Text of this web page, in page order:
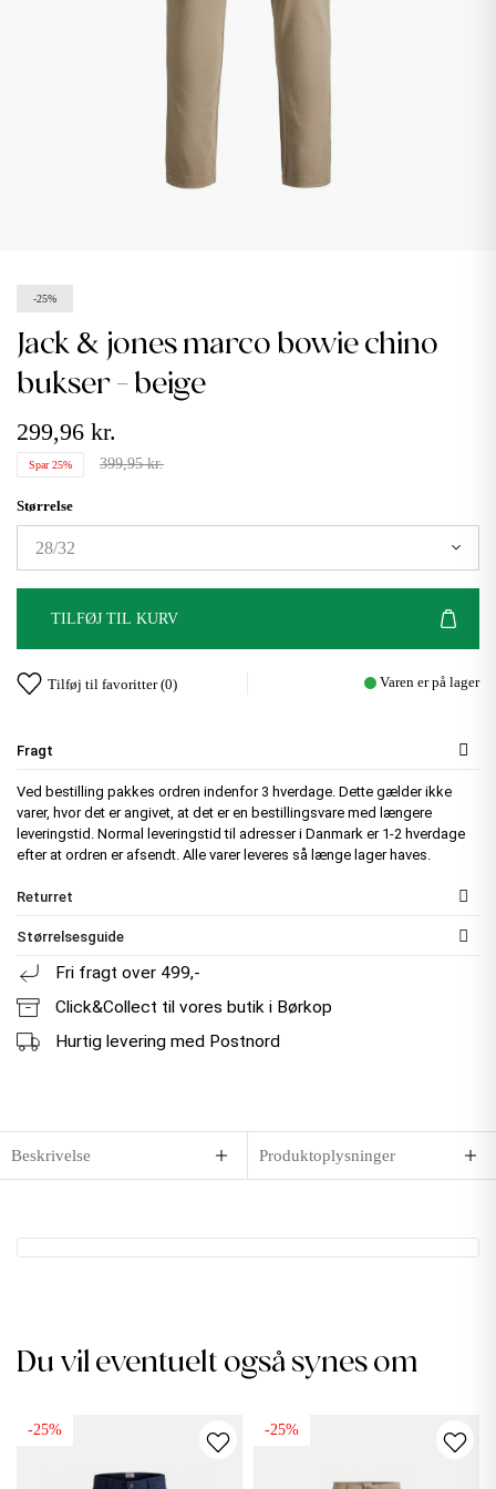
-25%
jack & jones marco bowie chino
bukser - beige
299,96 kr.
Spar 25% 399,95 kr.
Størrelse
TILFØJ TIL KURV
Tilføj til favoritter (0) Varen er på lager
Fragt
Ved bestilling pakkes ordren indenfor 3 hverdage. Dette gælder ikke
varer, hvor det er angivet, at det er en bestillingsvare med længere
leveringstid. Normal leveringstid til adresser i Danmark er 1-2 hverdage
efter at ordren er afsendt. Alle varer leveres så længe lager haves.
Returret
Størrelsesguide
Fri fragt over 499,-
Click&Collect til vores butik i Børkop
Hurtig levering med Postnord
Beskrivelse Produktoplysninger
Du vil eventuelt også synes om
-25% -25%